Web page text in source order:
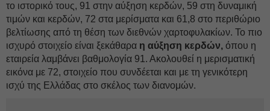
το ιστορικό τους, 91 στην αύξηση κερδών, 59 στη δυναμική
τιμών και κερδών, 72 στα μερίσματα και 61,8 στο περιθώριο
βελτίωσης από τη θέση των διεθνών χαρτοφυλακίων. Το πιο
ισχυρό στοιχείο είναι ξεκάθαρα η αύξηση κερδών, όπου η
εταιρεία λαμβάνει βαθμολογία 91. Ακολουθεί η μερισματική
εικόνα με 72, στοιχείο που συνδέεται και με τη γενικότερη
ισχύ της Ελλάδας στο σκέλος των διανομών.